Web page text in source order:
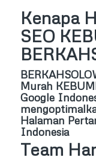
Kenapa
SEO
Murah
Google
Halaman
Indonesia
Team